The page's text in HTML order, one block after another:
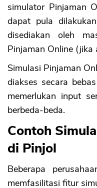
simulator Pinjaman
dapat pula
disediakan oleh
Pinjaman Online (jika
Simulasi Pinjaman
diakses secara
memerlukan input
berbeda-beda.
Contoh
di Pinjol
Beberapa
memfasilitasi fitur